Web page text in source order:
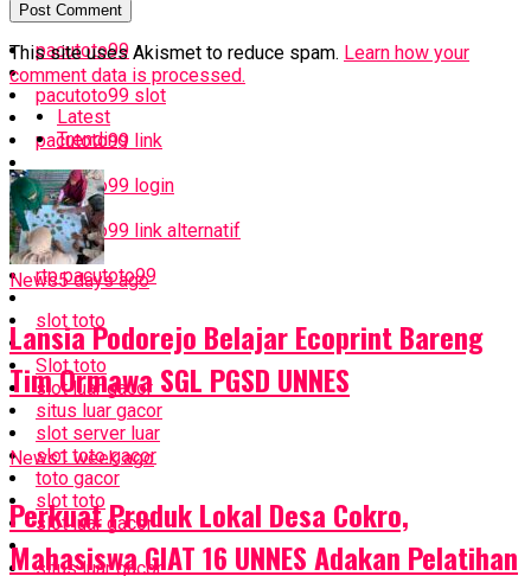
pacutoto99
pacutoto99 slot
pacutoto99 link
pacutoto99 login
pacutoto99 link alternatif
rtp pacutoto99
slot toto
Slot toto
slot luar gacor
situs luar gacor
slot server luar
slot toto gacor
toto gacor
slot toto
slot luar gacor
situs luar gacor
This site uses Akismet to reduce spam. Learn how your
comment data is processed.
Latest
Trending
News5 days ago
Lansia Podorejo Belajar Ecoprint Bareng
Tim Ormawa SGL PGSD UNNES
News1 week ago
Perkuat Produk Lokal Desa Cokro,
Mahasiswa GIAT 16 UNNES Adakan Pelatihan